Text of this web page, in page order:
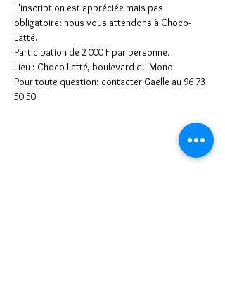
L'inscription est appréciée mais pas
obligatoire: nous vous attendons à Choco-
Latté.
Participation de 2 000 F par personne.
Lieu : Choco-Latté, boulevard du Mono
Pour toute question: contacter Gaelle au 96 73
50 50